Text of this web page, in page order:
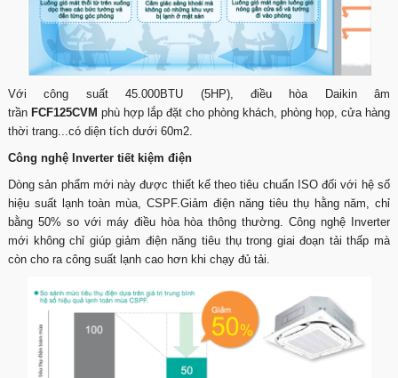
Với công suất 45.000BTU (5HP), điều hòa Daikin âm
trần FCF125CVM phù hợp lắp đặt cho phòng khách, phòng họp, cửa hàng
thời trang...có diện tích dưới 60m2.
Công nghệ Inverter tiết kiệm điện
Dòng sản phẩm mới này được thiết kế theo tiêu chuẩn ISO đối với hệ số
hiệu suất lạnh toàn mùa, CSPF.Giảm điện năng tiêu thụ hằng năm, chỉ
bằng 50% so với máy điều hòa hòa thông thường. Công nghệ Inverter
mới không chỉ giúp giảm điện năng tiêu thụ trong giai đoạn tải thấp mà
còn cho ra công suất lạnh cao hơn khi chạy đủ tải.